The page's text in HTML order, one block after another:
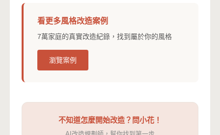
看更多風格改造案例
7萬家庭的真實改造紀錄，找到屬於你的風格
瀏覽案例
不知道怎麼開始改造？問小花！